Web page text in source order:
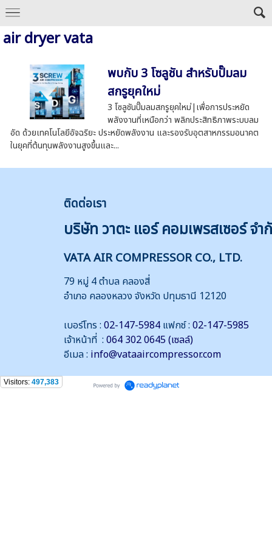
air dryer vata
พบกับ 3 โซลูชัน สำหรับปั๊มลม
สกรูยุคใหม่
3 โซลูชันปั๊มลมสกรูยุคใหม่|เพื่อการประหยัด
พลังงานที่เหนือกว่า พลิกประสิทธิภาพระบบลม
อัด ด้วยเทคโนโลยีอัจฉริยะ ประหยัดพลังงาน และรองรับอุตสาหกรรมอนาคต
ในยุคที่ต้นทุนพลังงานสูงขึ้นและ...
ติดต่อเรา
บริษัท วาตะ แอร์ คอมเพรสเซอร์ จำ
VATA AIR COMPRESSOR CO., LTD.
79 หมู่ 4 ตำบล คลองสี่
อำเภอ คลองหลวง จังหวัด ปทุมธานี 12120
เบอร์โทร : 02-147-5984 แฟกซ์ : 02-147-5985
เจ้าหน้าที่ : 064 302 0645 (เซลล์)
อีเมล : info@vataaircompressor.com
Visitors: 497,383